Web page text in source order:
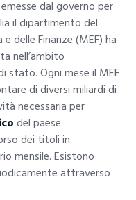
dal governo per
il dipartimento del
delle Finanze (MEF) ha
nell’ambito
stato. Ogni mese il MEF
di diversi miliardi di
necessaria per
del paese
dei titoli in
mensile. Esistono
attraverso